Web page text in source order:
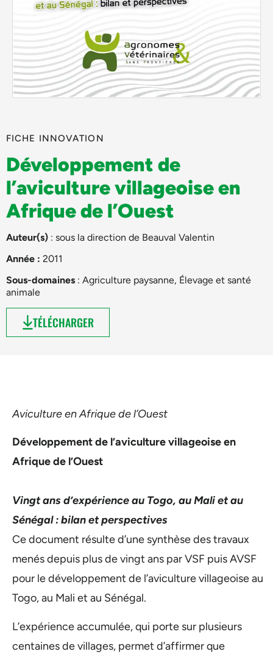
FICHE INNOVATION
Développement de
l’aviculture villageoise en
Afrique de l’Ouest
Auteur(s) : sous la direction de Beauval Valentin
Année : 2011
Sous-domaines : Agriculture paysanne, Élevage et santé
animale
TÉLÉCHARGER
Aviculture en Afrique de l’Ouest
Développement de l’aviculture villageoise en
Afrique de l’Ouest
Vingt ans d’expérience au Togo, au Mali et au
Sénégal : bilan et perspectives
Ce document résulte d’une synthèse des travaux
menés depuis plus de vingt ans par VSF puis AVSF
pour le développement de l’aviculture villageoise au
Togo, au Mali et au Sénégal.
L’expérience accumulée, qui porte sur plusieurs
centaines de villages, permet d’affirmer que